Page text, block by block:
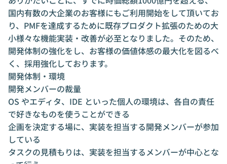
国内有数の大企業のお客様にもご利用開始をして頂いてお
り、PMFを達成するために既存プロダクト拡張のための大
小様々な機能実装・改善が必至となりました。そのため、
開発体制の強化をし、お客様の価値体感の最大化を図るべ
く、採用強化しております。
開発体制・環境
開発メンバーの裁量
OS やエディタ、IDE といった個人の環境は、各自の責任
で好きなものを使うことができる
企画を決定する場に、実装を担当する開発メンバーが参加
している
タスクの見積もりは、実装を担当するメンバーが中心とな